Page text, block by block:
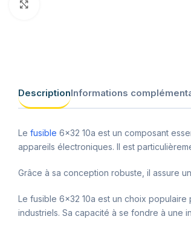
DescriptionInformations
Le fusible 6×32 10a est un composant
appareils électroniques. Il est
Grâce à sa conception robuste, il assure
Le fusible 6×32 10a est un choix
industriels. Sa capacité à se fondre à une